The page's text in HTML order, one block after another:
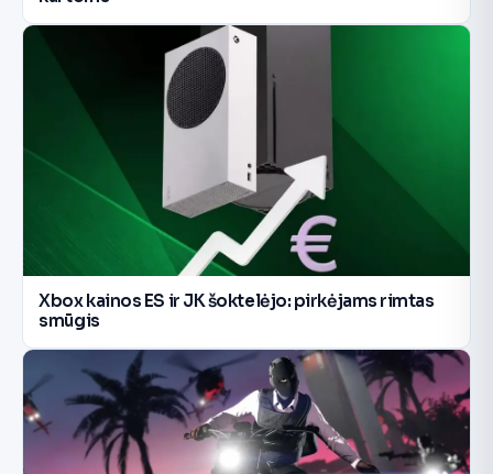
Xbox kainos ES ir JK šoktelėjo: pirkėjams rimtas
smūgis